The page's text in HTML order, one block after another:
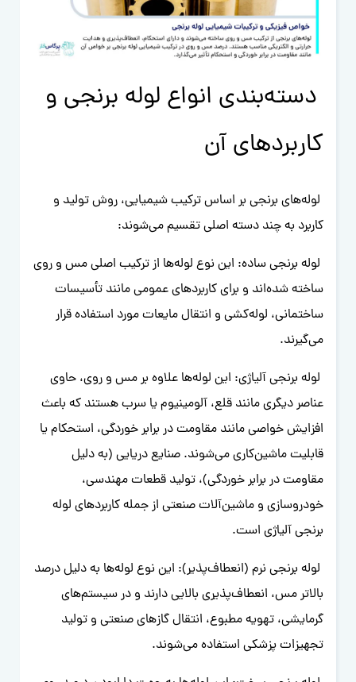
دسته‌بندی انواع لوله برنجی و
کاربردهای آن
لوله‌های برنجی بر اساس ترکیب شیمیایی، روش تولید و
کاربرد به چند دسته اصلی تقسیم می‌شوند:
لوله برنجی ساده: این نوع لوله‌ها از ترکیب اصلی مس و روی
ساخته شده‌اند و برای کاربردهای عمومی مانند تأسیسات
ساختمانی، لوله‌کشی و انتقال مایعات مورد استفاده قرار
می‌گیرند.
لوله برنجی آلیاژی: این لوله‌ها علاوه بر مس و روی، حاوی
عناصر دیگری مانند قلع، آلومینیوم یا سرب هستند که باعث
افزایش خواصی مانند مقاومت در برابر خوردگی، استحکام یا
قابلیت ماشین‌کاری می‌شوند. صنایع دریایی (به دلیل
مقاومت در برابر خوردگی)، تولید قطعات مهندسی،
خودروسازی و ماشین‌آلات صنعتی از جمله کاربردهای لوله
برنجی آلیاژی است.
لوله برنجی نرم (انعطاف‌پذیر): این نوع لوله‌ها به دلیل درصد
بالاتر مس، انعطاف‌پذیری بالایی دارند و در سیستم‌های
گرمایشی، تهویه مطبوع، انتقال گازهای صنعتی و تولید
تجهیزات پزشکی استفاده می‌شوند.